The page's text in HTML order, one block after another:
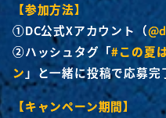
【参加方法】
①DC公式Xアカウント（
②ハッシュタグ「#この夏
ン 」と一緒に投稿で応募完
【キャンペーン期間】